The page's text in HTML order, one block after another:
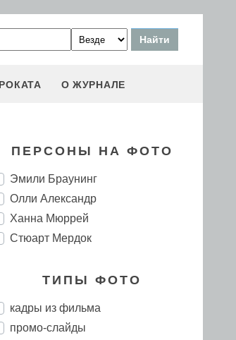
О ЖУРНАЛЕ
ПЕРСОНЫ НА ФОТО
Эмили Браунинг
Олли Александр
Ханна Мюррей
Стюарт Мердок
ТИПЫ ФОТО
кадры из фильма
промо-слайды